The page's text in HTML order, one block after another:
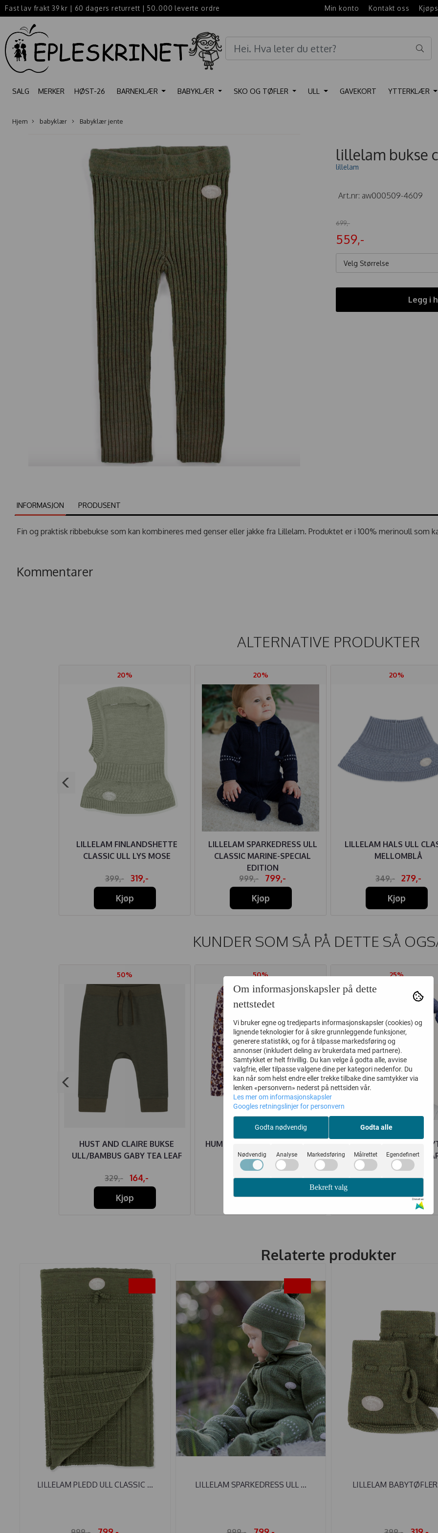
Fast lav frakt 39 kr | 60 dagers returrett | 50.000 leverte ordre Min konto Kontakt oss
SALG MERKER HØST-26 BARNEKLÆR BABYKLÆR SKO OG TØFLER ULL GAVEKORT YTTERKLÆR
Hjem babyklær Babyklær jente
lillelam bukse
lillelam
Art.nr: aw000509-4609
699,-
559,-
Velg Størrelse
Legg i
INFORMASJON PRODUSENT
Fin og praktisk ribbebukse som kan kombineres med genser eller jakke fra Lillelam. Produktet er i 100% merinoull som
Kommentarer
ALTERNATIVE PRODUKTER
20%
LILLELAM FINLANDSHETTE
CLASSIC ULL LYS MOSE
399,-
319,-
Kjøp
20%
LILLELAM SPARKEDRESS ULL
CLASSIC MARINE-SPECIAL
EDITION
999,-
799,-
Kjøp
20%
LILLELAM HALS ULL
MELLOMBLÅ
349,-
279,-
Kjøp
KUNDER SOM SÅ PÅ DETTE SÅ
50%
HUST AND CLAIRE BUKSE
ULL/BAMBUS GABY TEA LEAF
329,-
164,-
Kjøp
50%
HUMMEL BODY DORA HUSHED
VIOLET
280,-
140,-
Kjøp
25%
KIVAT LUE COTWOOL
JEANSBLÅ M/
549,-
411,-
Kjøp
Relaterte produkter
LILLELAM PLEDD ULL CLASSIC ... LILLELAM SPARKEDRESS ULL ... LILLELAM BABYTØFLER
Om informasjonskapsler på dette
nettstedet
Vi bruker egne og tredjeparts informasjonskapsler (cookies) og
lignende teknologier for å sikre grunnleggende funksjoner,
generere statistikk, og for å tilpasse markedsføring og
annonser (inkludert deling av brukerdata med partnere).
Samtykket er helt frivillig. Du kan velge å godta alle, avvise
valgfrie, eller tilpasse valgene dine per kategori nedenfor. Du
kan når som helst endre eller trekke tilbake dine samtykker via
lenken «personvern» nederst på nettsiden vår.
Les mer om informasjonskapsler
Googles retningslinjer for personvern
Godta nødvendig Godta alle
Nødvendig Analyse Markedsføring Målrettet Egendefinert
Bekreft valg
Drevet av